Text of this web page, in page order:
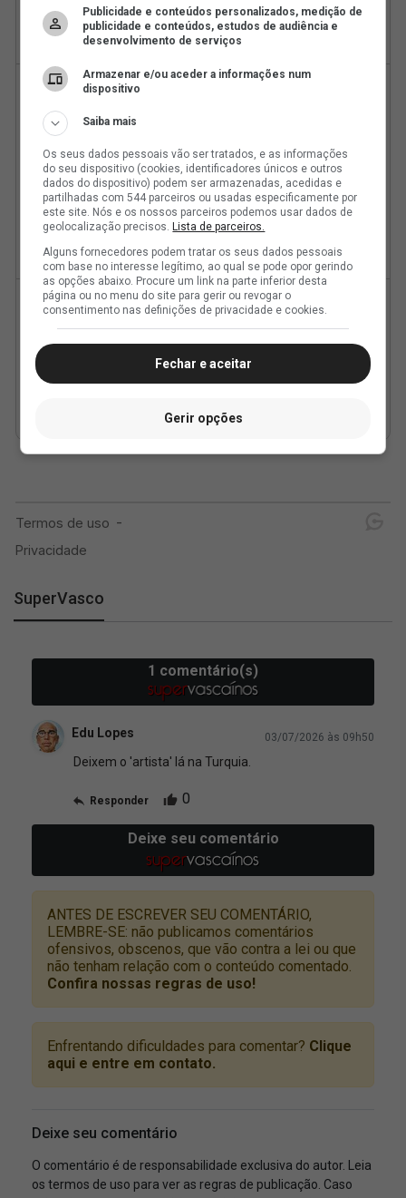
SuperVasco
Publicidade e conteúdos personalizados, medição de
publicidade e conteúdos, estudos de audiência e
desenvolvimento de serviços
Armazenar e/ou aceder a informações num
dispositivo
Saiba mais
Os seus dados pessoais vão ser tratados, e as informações
do seu dispositivo (cookies, identificadores únicos e outros
dados do dispositivo) podem ser armazenadas, acedidas e
partilhadas com 544 parceiros ou usadas especificamente por
este site. Nós e os nossos parceiros podemos usar dados de
geolocalização precisos.Lista de parceiros.
Alguns fornecedores podem tratar os seus dados pessoais
com base no interesse legítimo, ao qual se pode opor gerindo
as opções abaixo. Procure um link na parte inferior desta
página ou no menu do site para gerir ou revogar o
consentimento nas definições de privacidade e cookies.
Fechar e aceitar
Gerir opções